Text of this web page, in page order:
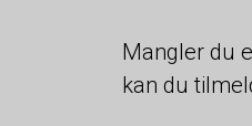
Mangler du
kan du